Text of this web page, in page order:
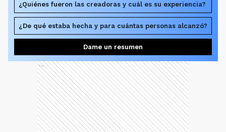
¿Quiénes fueron las creadoras y cuál es su experiencia?
¿De qué estaba hecha y para cuántas personas alcanzó?
Dame un resumen
Ads